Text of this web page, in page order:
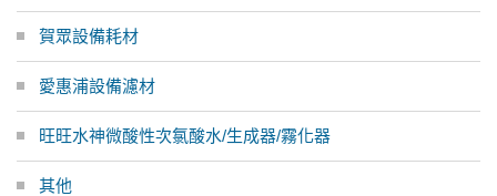
賀眾設備耗材
愛惠浦設備濾材
旺旺水神微酸性次氯酸水/生成器/霧化器
其他